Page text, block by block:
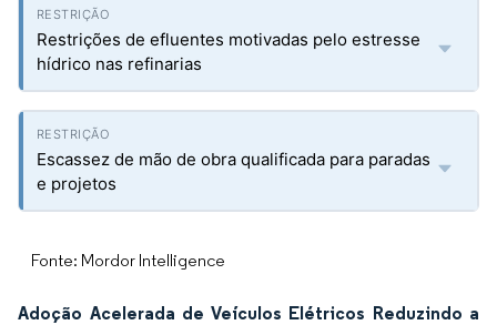
Restrições de efluentes motivadas pelo estresse
hídrico nas refinarias
Escassez de mão de obra qualificada para paradas
e projetos
Fonte: Mordor Intelligence
Adoção Acelerada de Veículos Elétricos Reduzindo a